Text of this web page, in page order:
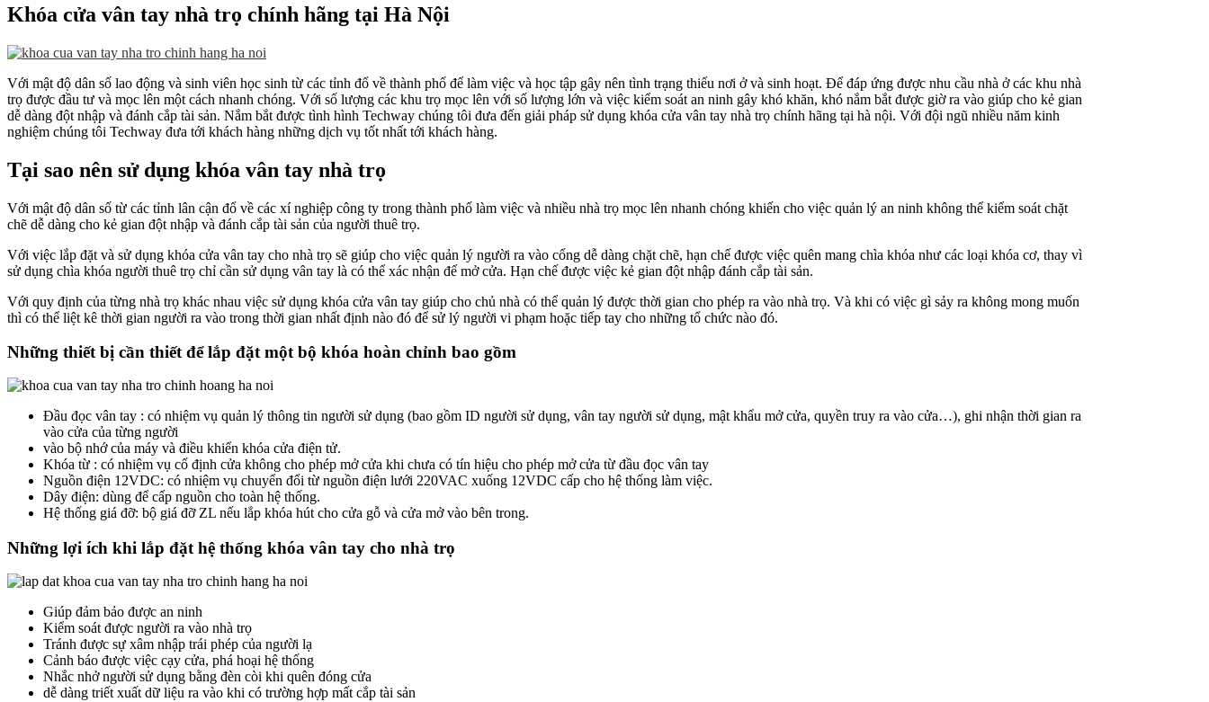
Khóa cửa vân tay nhà trọ chính hãng tại Hà Nội
Với mật độ dân số lao động và sinh viên học sinh từ các tỉnh đổ về thành phố để làm việc và học tập gây nên tình trạng thiếu nơi ở và sinh hoạt. Để đáp ứng được nhu cầu nhà ở các khu nhà
trọ được đầu tư và mọc lên một cách nhanh chóng. Với số lượng các khu trọ mọc lên với số lượng lớn và việc kiểm soát an ninh gây khó khăn, khó nắm bắt được giờ ra vào giúp cho kẻ gian
dễ dàng đột nhập và đánh cắp tài sản. Nắm bắt được tình hình Techway chúng tôi đưa đến giải pháp sử dụng khóa cửa vân tay nhà trọ chính hãng tại hà nội. Với đội ngũ nhiều năm kinh
nghiệm chúng tôi Techway đưa tới khách hàng những dịch vụ tốt nhất tới khách hàng.
Tại sao nên sử dụng khóa vân tay nhà trọ
Với mật độ dân số từ các tỉnh lân cận đổ về các xí nghiệp công ty trong thành phố làm việc và nhiều nhà trọ mọc lên nhanh chóng khiến cho việc quản lý an ninh không thể kiểm soát chặt
chẽ dễ dàng cho kẻ gian đột nhập và đánh cắp tài sản của người thuê trọ.
Với việc lắp đặt và sử dụng khóa cửa vân tay cho nhà trọ sẽ giúp cho việc quản lý người ra vào cổng dễ dàng chặt chẽ, hạn chế được việc quên mang chìa khóa như các loại khóa cơ, thay vì
sử dụng chìa khóa người thuê trọ chỉ cần sử dụng vân tay là có thể xác nhận để mở cửa. Hạn chế được việc kẻ gian đột nhập đánh cắp tài sản.
Với quy định của từng nhà trọ khác nhau việc sử dụng khóa cửa vân tay giúp cho chủ nhà có thể quản lý được thời gian cho phép ra vào nhà trọ. Và khi có việc gì sảy ra không mong muốn
thì có thể liệt kê thời gian người ra vào trong thời gian nhất định nào đó để sử lý người vi phạm hoặc tiếp tay cho những tổ chức nào đó.
Những thiết bị cần thiết để lắp đặt một bộ khóa hoàn chỉnh bao gồm
Đầu đọc vân tay : có nhiệm vụ quản lý thông tin người sử dụng (bao gồm ID người sử dụng, vân tay người sử dụng, mật khẩu mở cửa, quyền truy ra vào cửa…), ghi nhận thời gian ra
vào cửa của từng người
vào bộ nhớ của máy và điều khiển khóa cửa điện tử.
Khóa từ : có nhiệm vụ cố định cửa không cho phép mở cửa khi chưa có tín hiệu cho phép mở cửa từ đầu đọc vân tay
Nguồn điện 12VDC: có nhiệm vụ chuyển đổi từ nguồn điện lưới 220VAC xuống 12VDC cấp cho hệ thống làm việc.
Dây điện: dùng để cấp nguồn cho toàn hệ thống.
Hệ thống giá đỡ: bộ giá đỡ ZL nếu lắp khóa hút cho cửa gỗ và cửa mở vào bên trong.
Những lợi ích khi lắp đặt hệ thống khóa vân tay cho nhà trọ
Giúp đảm bảo được an ninh
Kiểm soát được người ra vào nhà trọ
Tránh được sự xâm nhập trái phép của người lạ
Cảnh báo được việc cạy cửa, phá hoại hệ thống
Nhắc nhở người sử dụng bằng đèn còi khi quên đóng cửa
dễ dàng triết xuất dữ liệu ra vào khi có trường hợp mất cắp tài sản